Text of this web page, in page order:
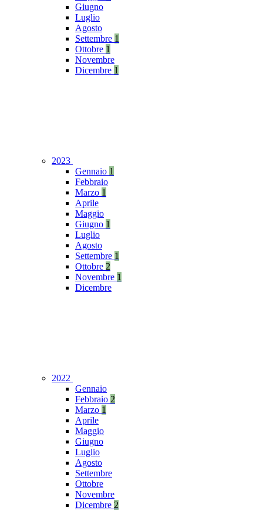
Giugno
Luglio
Agosto
Settembre 1
Ottobre 1
Novembre
Dicembre 1
2023
Gennaio 1
Febbraio
Marzo 1
Aprile
Maggio
Giugno 1
Luglio
Agosto
Settembre 1
Ottobre 2
Novembre 1
Dicembre
2022
Gennaio
Febbraio 2
Marzo 1
Aprile
Maggio
Giugno
Luglio
Agosto
Settembre
Ottobre
Novembre
Dicembre 2